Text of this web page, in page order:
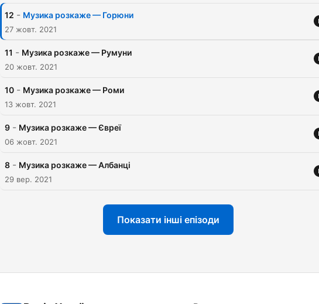
12 - Музика розкаже — Горюни
27 жовт. 2021
11 - Музика розкаже — Румуни
20 жовт. 2021
10 - Музика розкаже — Роми
13 жовт. 2021
9 - Музика розкаже — Євреї
06 жовт. 2021
8 - Музика розкаже — Албанці
29 вер. 2021
Показати інші епізоди